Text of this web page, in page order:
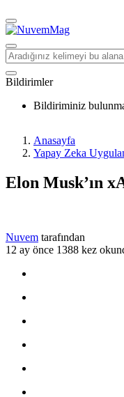
Bildirimler
Bildiriminiz
Anasayfa
Yapay Zeka
Elon Musk’ın
Nuvem tarafından
12 ay önce 1388 kez